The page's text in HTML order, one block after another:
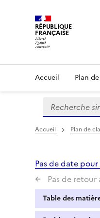
RÉPUBLIQUE
FRANÇAISE
Accueil Plan
Formulaire
de
recherche
Recherche
Accueil Plan de
Pas de date
Pas de retour
Table des